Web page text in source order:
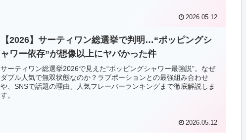
2026.05.12
【2026】サーティワン総選挙で判明…“ポッピングシ
ャワー依存”が想像以上にヤバかった件
サーティワン総選挙2026で見えた“ポッピングシャワー最強説”。なぜ
ダブル人気で無双状態なのか？ラブポーションとの最強組み合わせ
や、SNSで話題の理由、人気フレーバーランキングまで徹底解説しま
す。
2026.05.12